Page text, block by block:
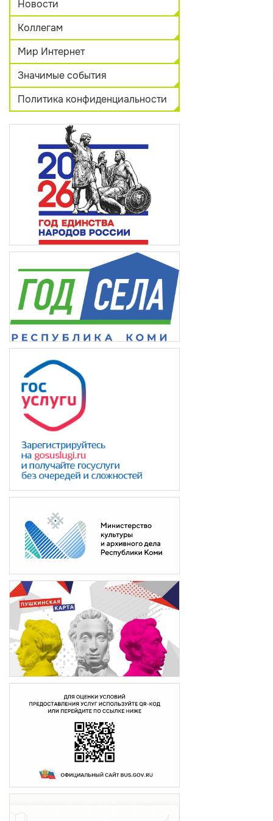
Новости
Коллегам
Мир Интернет
Значимые события
Политика конфиденциальности